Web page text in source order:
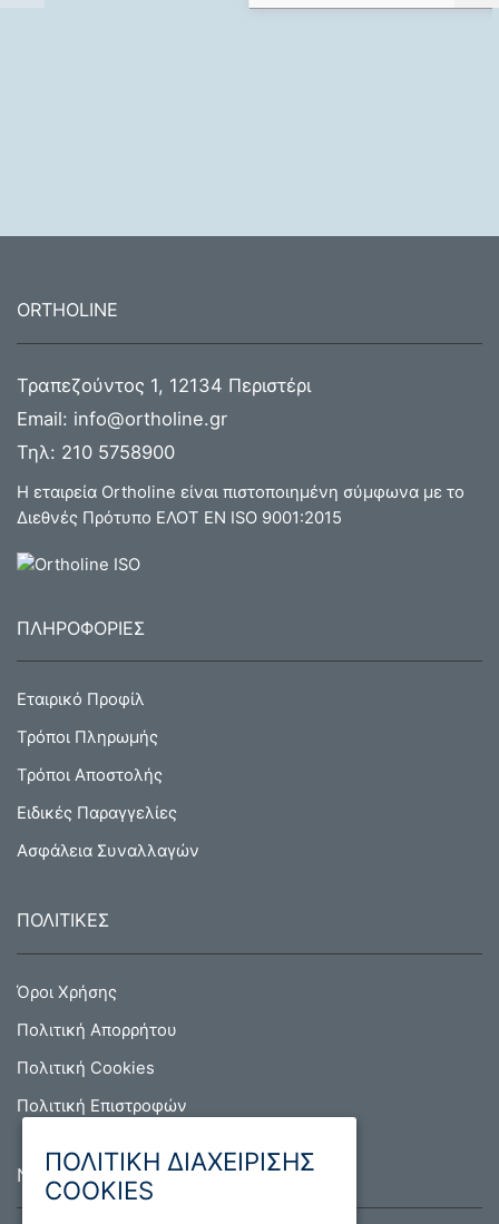
ORTHOLINE
Τραπεζούντος 1, 12134 Περιστέρι
Email: info@ortholine.gr
Τηλ: 210 5758900
Η εταιρεία Ortholine είναι πιστοποιημένη σύμφωνα με το
Διεθνές Πρότυπο ΕΛΟΤ ΕΝ ISO 9001:2015
ΠΛΗΡΟΦΟΡΙΕΣ
Εταιρικό Προφίλ
Τρόποι Πληρωμής
Τρόποι Αποστολής
Ειδικές Παραγγελίες
Ασφάλεια Συναλλαγών
ΠΟΛΙΤΙΚΕΣ
Όροι Χρήσης
Πολιτική Απορρήτου
Πολιτική Cookies
Πολιτική Επιστροφών
NEWSLETTER
ΠΟΛΙΤΙΚΗ ΔΙΑΧΕΙΡΙΣΗΣ
COOKIES